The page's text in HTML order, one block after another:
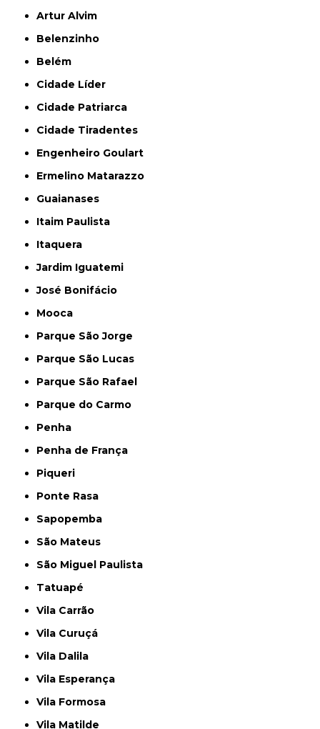
Artur Alvim
Belenzinho
Belém
Cidade Líder
Cidade Patriarca
Cidade Tiradentes
Engenheiro Goulart
Ermelino Matarazzo
Guaianases
Itaim Paulista
Itaquera
Jardim Iguatemi
José Bonifácio
Mooca
Parque São Jorge
Parque São Lucas
Parque São Rafael
Parque do Carmo
Penha
Penha de França
Piqueri
Ponte Rasa
Sapopemba
São Mateus
São Miguel Paulista
Tatuapé
Vila Carrão
Vila Curuçá
Vila Dalila
Vila Esperança
Vila Formosa
Vila Matilde